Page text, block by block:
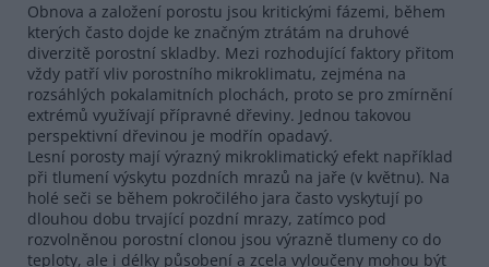
Obnova a založení porostu jsou kritickými fázemi, během
kterých často dojde ke značným ztrátám na druhové
diverzitě porostní skladby. Mezi rozhodující faktory přitom
vždy patří vliv porostního mikroklimatu, zejména na
rozsáhlých pokalamitních plochách, proto se pro zmírnění
extrémů využívají přípravné dřeviny. Jednou takovou
perspektivní dřevinou je modřín opadavý.
Lesní porosty mají výrazný mikroklimatický efekt například
při tlumení výskytu pozdních mrazů na jaře (v květnu). Na
holé seči se během pokročilého jara často vyskytují po
dlouhou dobu trvající pozdní mrazy, zatímco pod
rozvolněnou porostní clonou jsou výrazně tlumeny co do
teploty, ale i délky působení a zcela vyloučeny mohou být